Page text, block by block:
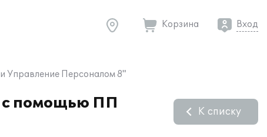
Корзина Вход
Управление Персоналом 8"
с помощью ПП
К списку